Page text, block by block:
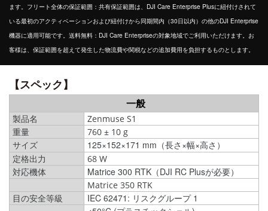
ます。フリート全体の保証範囲：共有保証範囲は、DJI Care Enterprise Plusに紐付けされて
いる最初のアクティベーションおよび紐付けから同期間内（30日以内）の他のDJI Enterprise
機器に適用可能です。送料無料：DJI Care Enterpriseの対象地域でご利用いただけます。お
客様は、保証範囲を超えて発生した物流費や関税などの追加費用を負担するものとします。
【スペック】
一般
製品名 Zenmuse S1
重量 760 ± 10 g
サイズ
125×152×171 mm（長さ×幅×高さ）
定格出力
68 W
対応機体 Matrice 300 RTK（DJI RC Plusが必要）
Matrice 350 RTK
目の安全等級 IEC 62471: リスクグループ 1